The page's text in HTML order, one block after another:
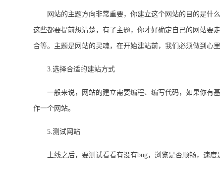
网站的主题方向非常重要，你建立这个网站的目的是什
这些都要提前想清楚，有了主题，你才好确定自己的网站要
合等。主题是网站的灵魂，在开始建站前，我们必须做到心里
3.选择合适的建站方式
一般来说，网站的建立需要编程、编写代码，如果你有基
作一个网站。
5.测试网站
上线之后，要测试看看有没有bug，浏览是否顺畅，速度